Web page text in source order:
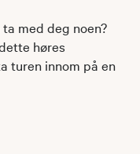
med deg noen?
høres
turen innom på en